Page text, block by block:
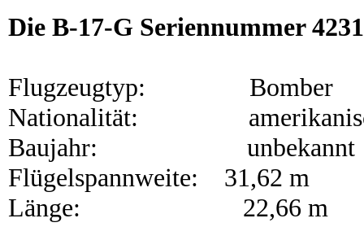
Die B-17-G Seriennummer
Flugzeugtyp: Bomber
Nationalität:
Baujahr: unbekannt
Flügelspannweite: 31,62 m
Länge: 22,66 m